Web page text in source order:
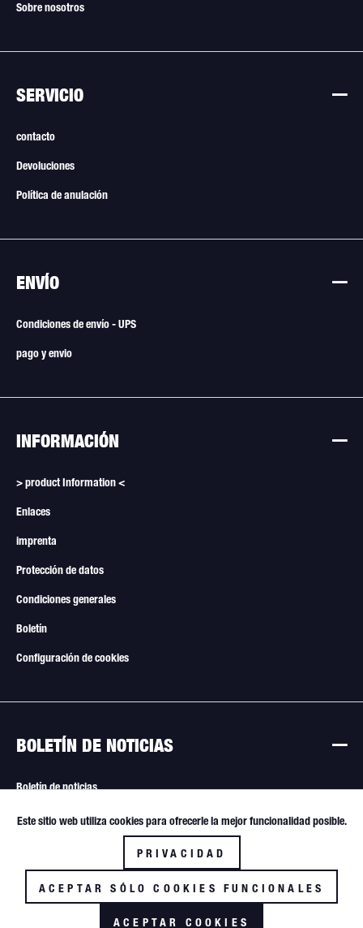
Sobre nosotros
SERVICIO
contacto
Devoluciones
Política de anulación
ENVÍO
Condiciones de envío - UPS
pago y envio
INFORMACIÓN
> product Information <
Enlaces
imprenta
Protección de datos
Condiciones generales
Boletín
Configuración de cookies
BOLETÍN DE NOTICIAS
Boletín de noticias
Todas las ofertas están sujetas a cambios. Venta solo a revendedores y
Funktionale Activo
Tracking Inactivo
Este sitio web utiliza cookies para ofrecerle la mejor funcionalidad posible.
PRIVACIDAD
ACEPTAR SÓLO COOKIES FUNCIONALES
ACEPTAR COOKIES